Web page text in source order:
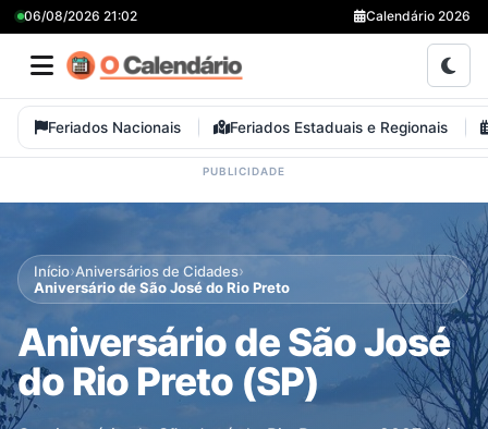
06/08/2026 21:02 Calendário 2026
Feriados Nacionais Feriados Estaduais e Regionais
Início›Aniversários de Cidades›
Aniversário de São José do Rio Preto
Aniversário de São José
do Rio Preto (SP)